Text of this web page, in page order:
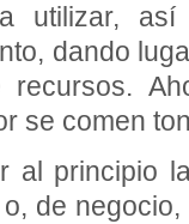
utilizar,
dando
se comen
al principio
de